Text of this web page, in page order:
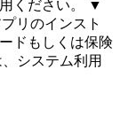
ください。 ▼
リのインスト
ドもしくは保険
システム利用